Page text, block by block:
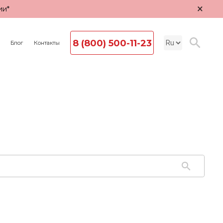
×
Блог Контакты 8 (800) 500-11-23